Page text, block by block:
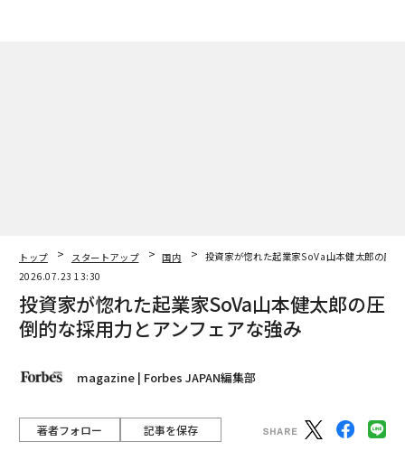
トップ スタートアップ 国内
投資家が惚れた起業家SoVa山本健太郎の圧
2026.07.23 13:30
投資家が惚れた起業家SoVa山本健太郎の圧
倒的な採用力とアンフェアな強み
magazine | Forbes JAPAN編集部
著者フォロー 記事を保存